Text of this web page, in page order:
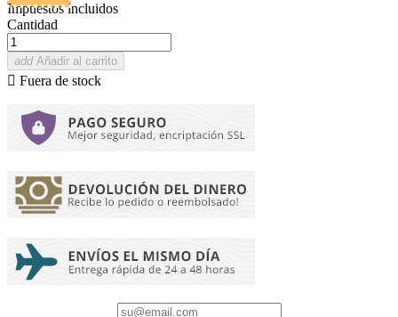
Impuestos incluidos
Cantidad
add Añadir al carrito
 Fuera de stock